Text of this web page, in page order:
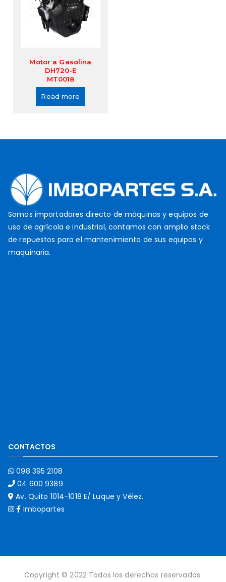
Motor a Gasolina
DH720-E
MT0018
Read more
Somos importadores directo de máquinas y equipos de
uso de agrícola e industrial, contamos con amplio stock
de repuestos para el mantenimiento de sus equipos y
maquinaria.
CONTACTOS
098 395 2108
04 600 9389
Av. Quito 1014-1018 E/ Luque y Vélez.
Imbopartes
Copyright © 2022 Todos los derechos reservados.